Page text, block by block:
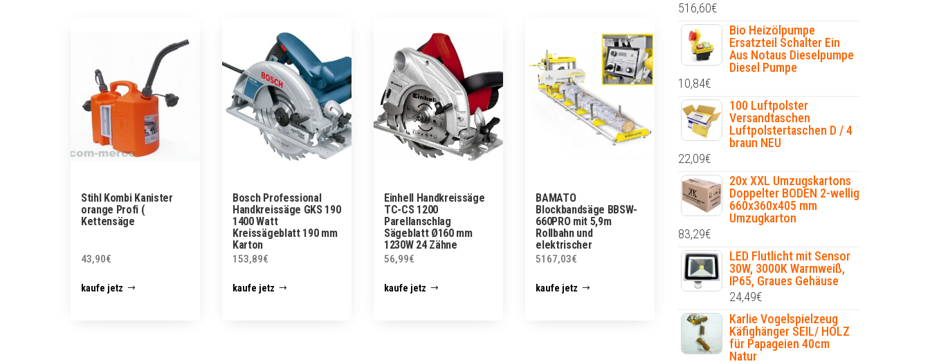
Stihl Kombi Kanister
orange Profi (
Kettensäge
43,90€
kaufe jetz
Bosch Professional
Handkreissäge GKS 190
1400 Watt
Kreissägeblatt 190 mm
Karton
153,89€
kaufe jetz
Einhell Handkreissäge
TC-CS 1200
Parellanschlag
Sägeblatt Ø160 mm
1230W 24 Zähne
56,99€
kaufe jetz
BAMATO
Blockbandsäge BBSW-
660PRO mit 5,9m
Rollbahn und
elektrischer
Höhenverstellung
5167,03€
kaufe jetz
516,60€
Bio Heizölpumpe
Ersatzteil Schalter Ein
Aus Notaus Dieselpumpe
Diesel Pumpe
10,84€
100 Luftpolster
Versandtaschen
Luftpolstertaschen D / 4
braun NEU
22,09€
20x XXL Umzugskartons
Doppelter BODEN 2-wellig
660x360x405 mm
Umzugkarton
83,29€
LED Flutlicht mit Sensor
30W, 3000K Warmweiß,
IP65, Graues Gehäuse
24,49€
Karlie Vogelspielzeug
Käfighänger SEIL/ HOLZ
für Papageien 40cm
Natur